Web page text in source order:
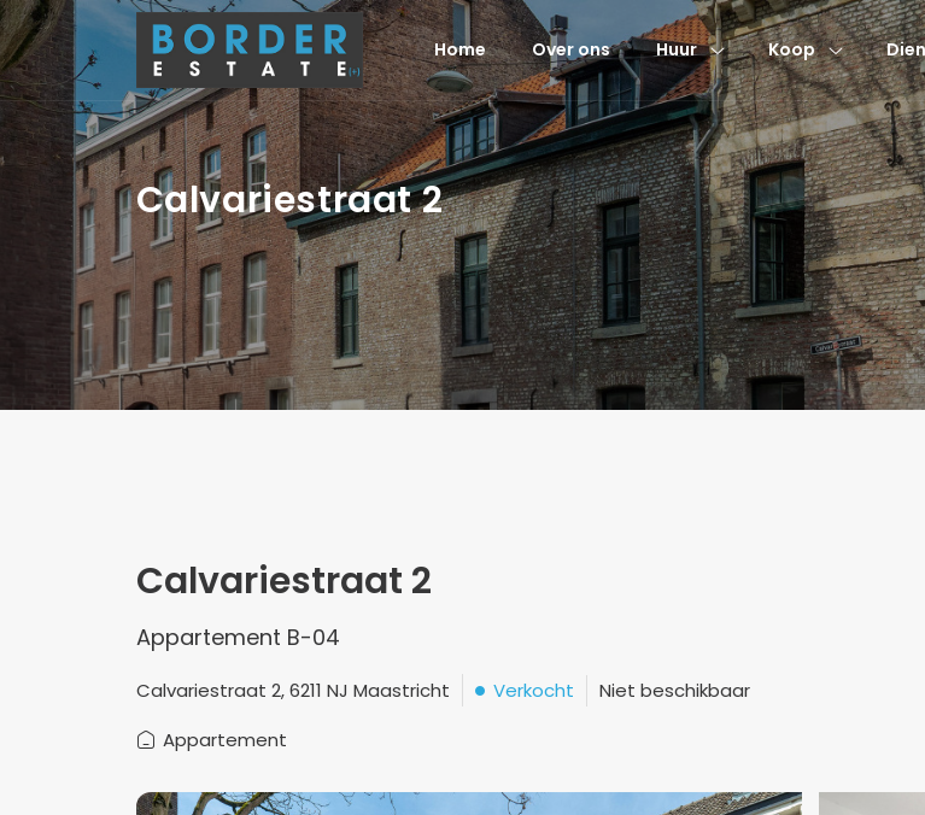
Home Over ons Huur Koop
Calvariestraat 2
Calvariestraat 2
Appartement B-04
Calvariestraat 2, 6211 NJ Maastricht Verkocht
Niet beschikbaar
Appartement